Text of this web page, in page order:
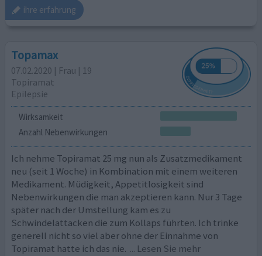
ihre erfahrung
Topamax
07.02.2020 | Frau | 19
Topiramat
Epilepsie
Wirksamkeit
Anzahl Nebenwirkungen
Ich nehme Topiramat 25 mg nun als Zusatzmedikament
neu (seit 1 Woche) in Kombination mit einem weiteren
Medikament. Müdigkeit, Appetitlosigkeit sind
Nebenwirkungen die man akzeptieren kann. Nur 3 Tage
später nach der Umstellung kam es zu
Schwindelattacken die zum Kollaps führten. Ich trinke
generell nicht so viel aber ohne der Einnahme von
Topiramat hatte ich das nie. ... Lesen Sie mehr